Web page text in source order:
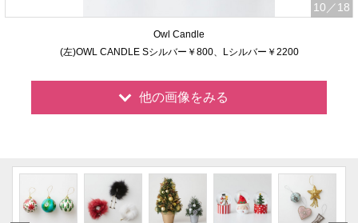
10 ／18
Owl Candle
(左)OWL CANDLE Sシルバー￥800、Lシルバー￥2200
他の画像をみる